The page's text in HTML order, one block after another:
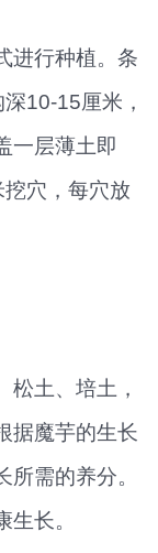
行种植。条
10-15厘米，
一层薄土即
穴，每穴放
土、培土，
据魔芋的生长
需的养分。
长。